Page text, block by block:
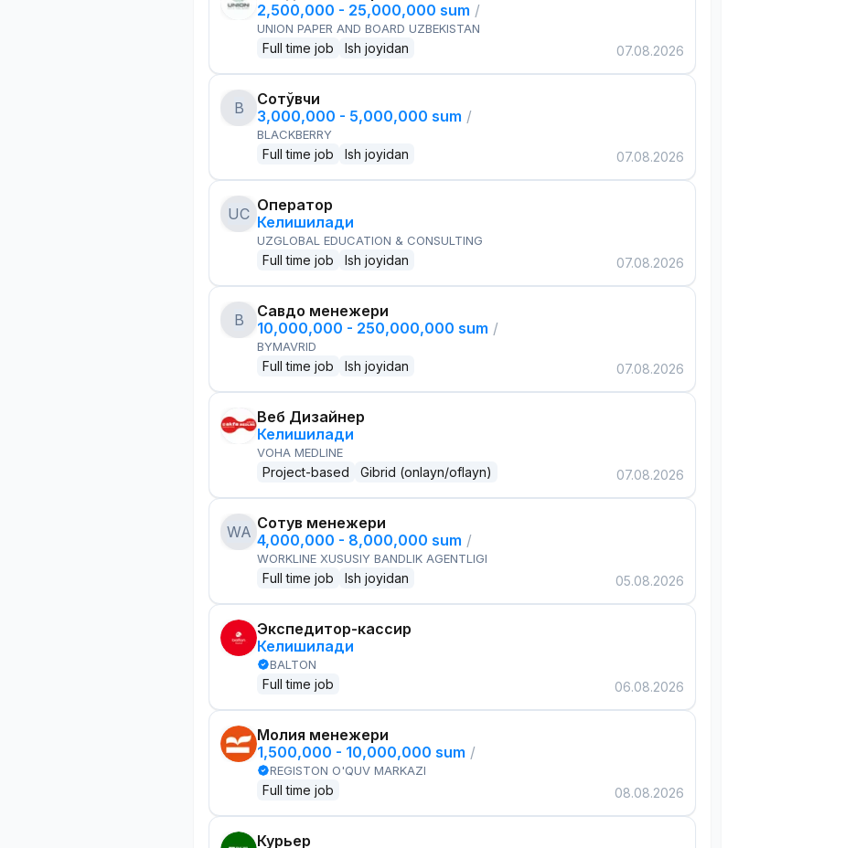
2,500,000 - 25,000,000 sum /
UNION PAPER AND BOARD UZBEKISTAN
Full time job Ish joyidan 07.08.2026
B
Сотўвчи
3,000,000 - 5,000,000 sum /
BLACKBERRY
Full time job Ish joyidan 07.08.2026
UC Оператор
Келишилади
UZGLOBAL EDUCATION & CONSULTING
Full time job Ish joyidan 07.08.2026
B
Савдо менежери
10,000,000 - 250,000,000 sum /
BYMAVRID
Full time job Ish joyidan 07.08.2026
Веб Дизайнер
Келишилади
VOHA MEDLINE
Project-based Gibrid (onlayn/oflayn) 07.08.2026
WA Сотув менежери
4,000,000 - 8,000,000 sum /
WORKLINE XUSUSIY BANDLIK AGENTLIGI
Full time job Ish joyidan 05.08.2026
Экспедитор-кассир
Келишилади
BALTON
Full time job 06.08.2026
Молия менежери
1,500,000 - 10,000,000 sum /
REGISTON O'QUV MARKAZI
Full time job 08.08.2026
Курьер